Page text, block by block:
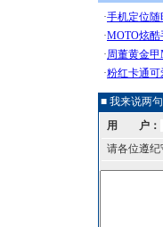
■ 我来说两句
用 户：
请各位遵纪